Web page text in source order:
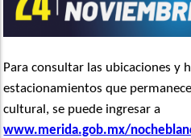
Para consultar las ubicaciones y
estacionamientos que
cultural, se puede ingresar a
www.merida.gob.mx/